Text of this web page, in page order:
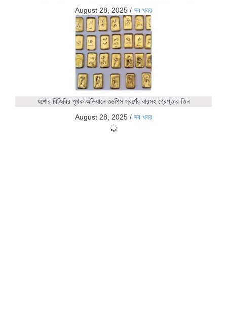
August 28, 2025 / সব খবর
যশোর বিজিবির পৃথক অভিযানে ৩৬পিস স্বর্ণের বারসহ গ্রেপ্তার তিন
August 28, 2025 / সব খবর